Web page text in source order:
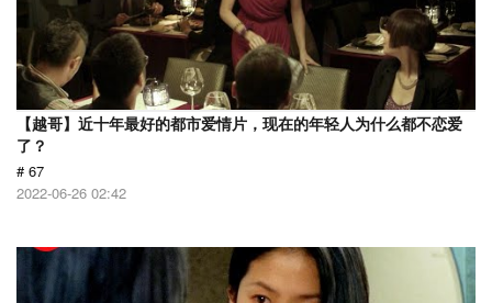
【越哥】近十年最好的都市爱情片，现在的年轻人为什么都不恋爱
了？
# 67
2022-06-26 02:42